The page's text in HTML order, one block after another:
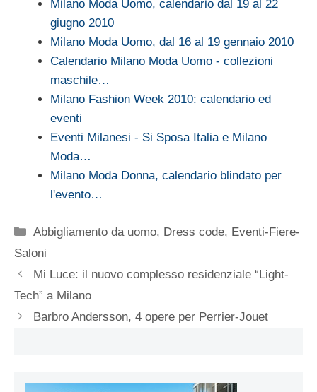
Milano Moda Uomo, calendario dal 19 al 22
giugno 2010
Milano Moda Uomo, dal 16 al 19 gennaio 2010
Calendario Milano Moda Uomo - collezioni
maschile…
Milano Fashion Week 2010: calendario ed
eventi
Eventi Milanesi - Si Sposa Italia e Milano
Moda…
Milano Moda Donna, calendario blindato per
l'evento…
Categorie
Abbigliamento da uomo, Dress code, Eventi-Fiere-
Saloni
Mi Luce: il nuovo complesso residenziale “Light-
Tech” a Milano
Barbro Andersson, 4 opere per Perrier-Jouet